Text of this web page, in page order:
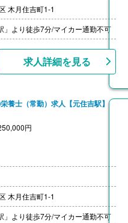
しで月額増も相談可能
道2km以上
木月住吉町1-1
」より徒歩7分/マイカー通勤不可
求人詳細を見る
養士（常勤）求人【元住吉駅】
円
しで月額増も相談可能
道2km以上
木月住吉町1-1
」より徒歩7分/マイカー通勤不可